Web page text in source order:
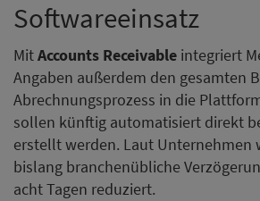
Softwareeinsatz
MitAccounts Receivable integriert
Angaben außerdem den gesamten
Abrechnungsprozess in die
sollen künftig automatisiert direkt
erstellt werden. Laut Unternehmen
bislang branchenübliche
acht Tagen reduziert.